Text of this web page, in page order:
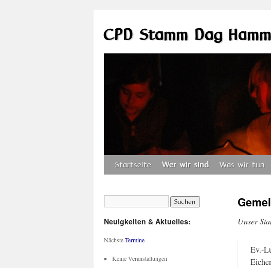
CPD Stamm Dag
Startseite Wer wir sind Was wir tun
Unser
Ev.-
Neuigkeiten & Aktuelles:
NächsteTermine
Keine Veranstaltungen